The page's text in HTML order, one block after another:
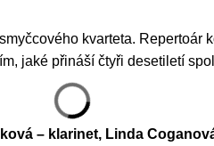
kvarteta. Repertoár
jaké přináší čtyři desetiletí
– klarinet, Linda